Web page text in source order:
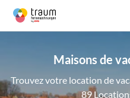
Maisons de
Trouvez votre location de
89